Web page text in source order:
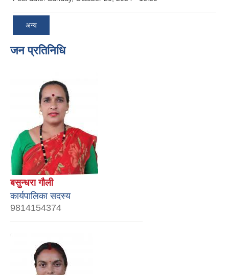
अन्य
जन प्रतिनिधि
बसुन्धरा गौली
कार्यपालिका सदस्य
9814154374